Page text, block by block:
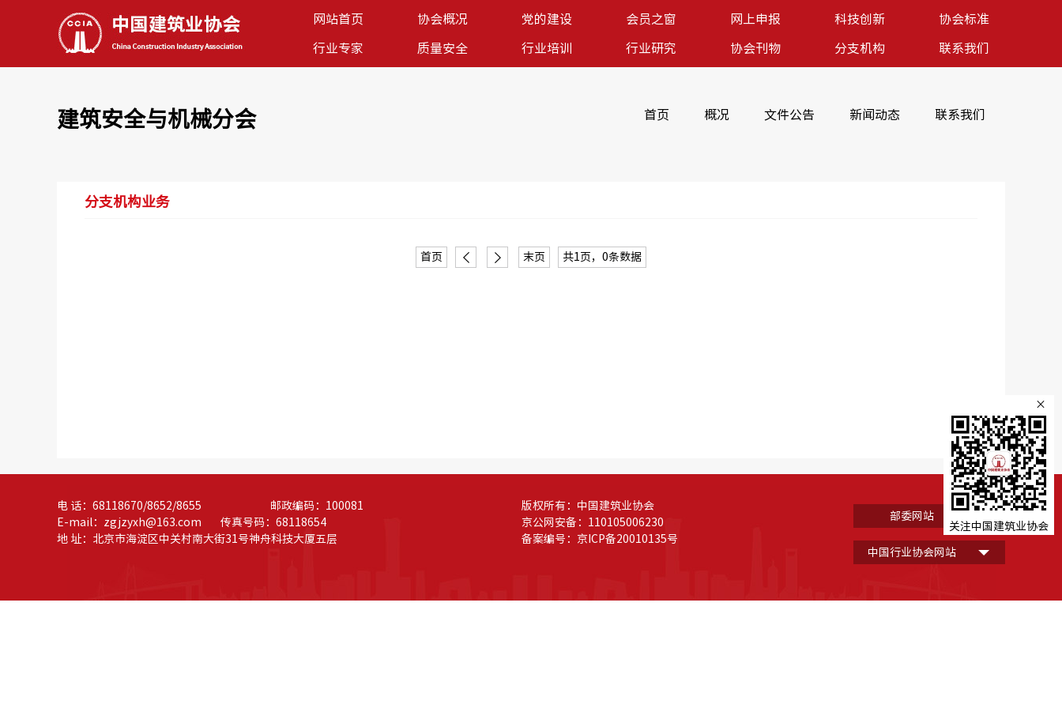
网站首页 协会概况 党的建设 会员之窗 网上申报 科技创新 协会标准
行业专家 质量安全 行业培训 行业研究 协会刊物 分支机构 联系我们
建筑安全与机械分会 首页 概况 文件公告 新闻动态 联系我们
分支机构业务
首页 末页 共1页，0条数据
电 话：68118670/8652/8655 邮政编码：100081
E-mail：zgjzyxh@163.com 传真号码：68118654
地 址：北京市海淀区中关村南大街31号神舟科技大厦五层
版权所有：中国建筑业协会
京公网安备：110105006230
备案编号： 京ICP备20010135号
部委网站
中国行业协会网站
×
关注中国建筑业协会